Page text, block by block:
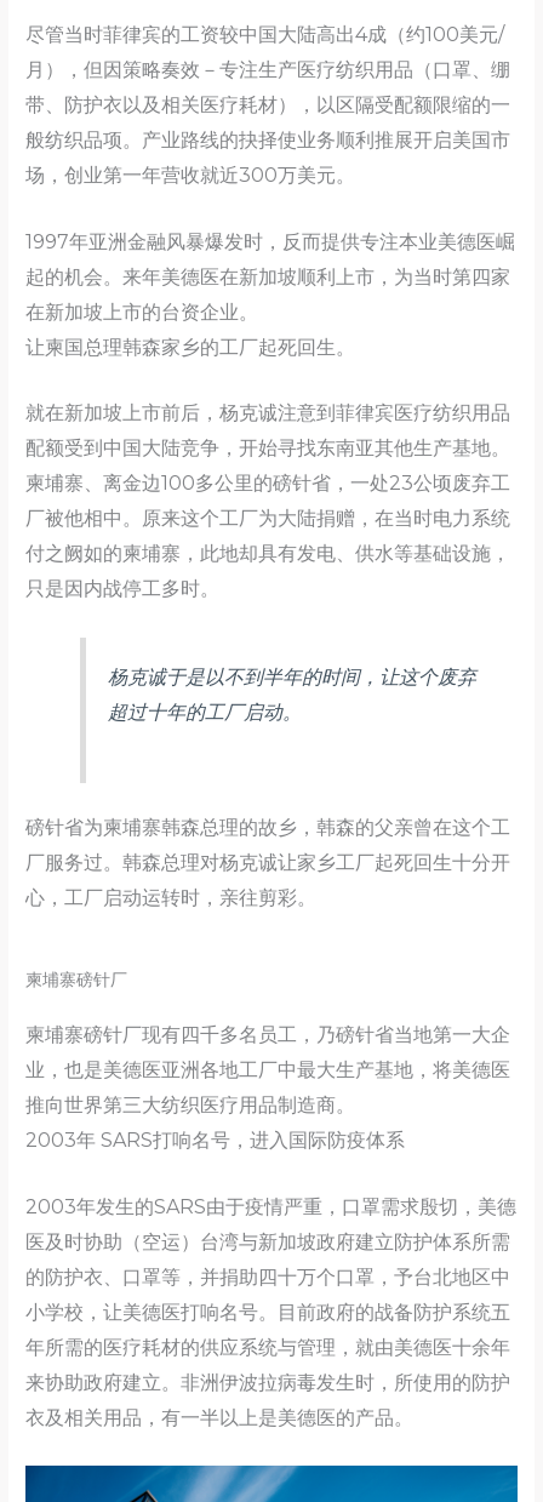
尽管当时菲律宾的工资较中国大陆高出4成（约100美元/
月），但因策略奏效－专注生产医疗纺织用品（口罩、绷
带、防护衣以及相关医疗耗材），以区隔受配额限缩的一
般纺织品项。产业路线的抉择使业务顺利推展开启美国市
场，创业第一年营收就近300万美元。
1997年亚洲金融风暴爆发时，反而提供专注本业美德医崛
起的机会。来年美德医在新加坡顺利上市，为当时第四家
在新加坡上市的台资企业。
让柬国总理韩森家乡的工厂起死回生。
就在新加坡上市前后，杨克诚注意到菲律宾医疗纺织用品
配额受到中国大陆竞争，开始寻找东南亚其他生产基地。
柬埔寨、离金边100多公里的磅针省，一处23公顷废弃工
厂被他相中。原来这个工厂为大陆捐赠，在当时电力系统
付之阙如的柬埔寨，此地却具有发电、供水等基础设施，
只是因内战停工多时。
杨克诚于是以不到半年的时间，让这个废弃
超过十年的工厂启动。
磅针省为柬埔寨韩森总理的故乡，韩森的父亲曾在这个工
厂服务过。韩森总理对杨克诚让家乡工厂起死回生十分开
心，工厂启动运转时，亲往剪彩。
柬埔寨磅针厂
柬埔寨磅针厂现有四千多名员工，乃磅针省当地第一大企
业，也是美德医亚洲各地工厂中最大生产基地，将美德医
推向世界第三大纺织医疗用品制造商。
2003年 SARS打响名号，进入国际防疫体系
2003年发生的SARS由于疫情严重，口罩需求殷切，美德
医及时协助（空运）台湾与新加坡政府建立防护体系所需
的防护衣、口罩等，并捐助四十万个口罩，予台北地区中
小学校，让美德医打响名号。目前政府的战备防护系统五
年所需的医疗耗材的供应系统与管理，就由美德医十余年
来协助政府建立。非洲伊波拉病毒发生时，所使用的防护
衣及相关用品，有一半以上是美德医的产品。